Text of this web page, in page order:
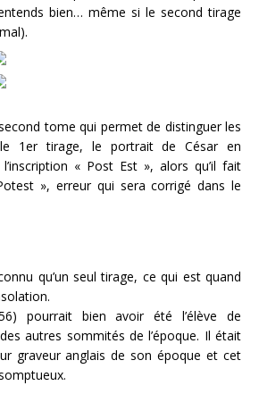
bien… même si le second tirage
tome qui permet de distinguer les
1er tirage, le portrait de César en
« Post Est », alors qu’il fait
», erreur qui sera corrigé dans le
qu’un seul tirage, ce qui est quand
pourrait bien avoir été l’élève de
autres sommités de l’époque. Il était
graveur anglais de son époque et cet